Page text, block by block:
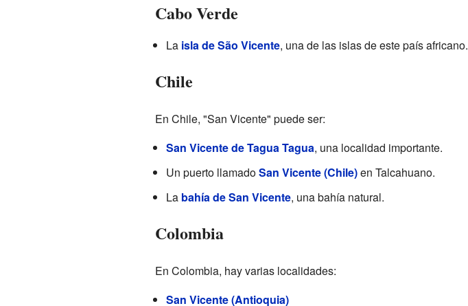
Cabo Verde
La isla de São Vicente, una de las islas de este país africano.
Chile
En Chile, "San Vicente" puede ser:
San Vicente de Tagua Tagua, una localidad importante.
Un puerto llamadoSan Vicente (Chile)en Talcahuano.
La bahía de San Vicente, una bahía natural.
Colombia
En Colombia, hay varias localidades:
San Vicente (Antioquia)